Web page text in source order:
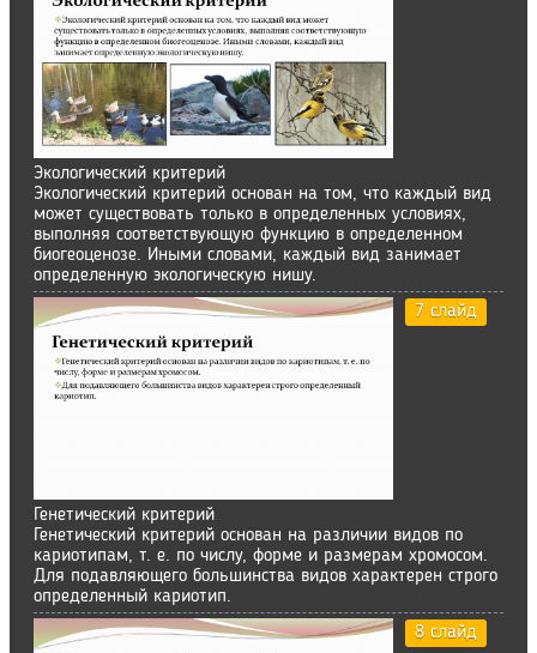
Экологический критерий
Экологический критерий основан на том, что каждый вид
может существовать только в определенных условиях,
выполняя соответствующую функцию в определенном
биогеоценозе. Иными словами, каждый вид занимает
определенную экологическую нишу.
7 слайд
Генетический критерий
Генетический критерий основан на различии видов по
кариотипам, т. е. по числу, форме и размерам хромосом.
Для подавляющего большинства видов характерен строго
определенный кариотип.
8 слайд